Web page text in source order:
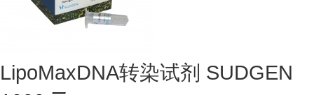
LipoMaxDNA转染试剂 SUDGEN